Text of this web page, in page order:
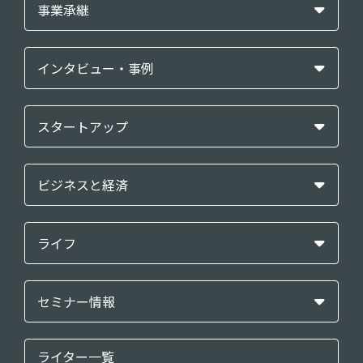
事業承継
インタビュー・事例
スタートアップ
ビジネスと経済
ライフ
セミナー情報
ライター一覧